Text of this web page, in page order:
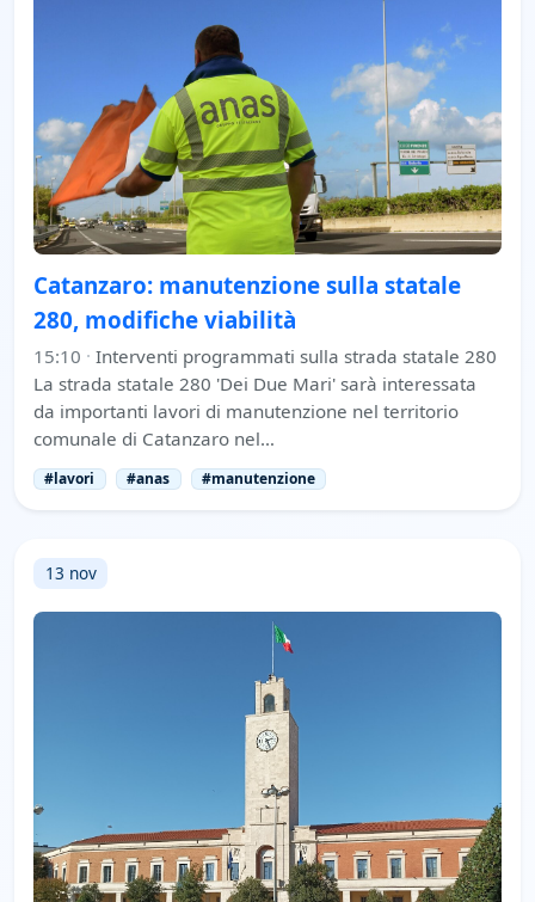
Catanzaro: manutenzione sulla statale
280, modifiche viabilità
15:10 · Interventi programmati sulla strada statale 280
La strada statale 280 'Dei Due Mari' sarà interessata
da importanti lavori di manutenzione nel territorio
comunale di Catanzaro nel…
#lavori #anas #manutenzione
13 nov